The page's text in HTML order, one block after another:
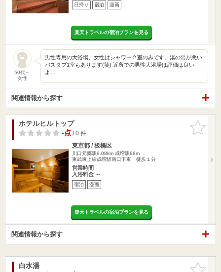
日帰り 宿泊 漫画
楽天トラベルの宿泊プランを見る
50代～
女性
男性専用の大浴場、女性はシャワー２室のみです。湯の出が悪い
バスタブ1室もあります(笑) 近所での男性大浴場は評価は良い
よ…
関連情報から探す
お気に入
りに追加
ホテルヒルトップ
-点/ 0 件
東京都 / 板橋区
川口元郷駅9.08km 成増駅88m
東武東上線成増駅南口下車 徒歩１分
営業時間
入浴料金 ～
宿泊 漫画
楽天トラベルの宿泊プランを見る
関連情報から探す
お気に入
白水湯